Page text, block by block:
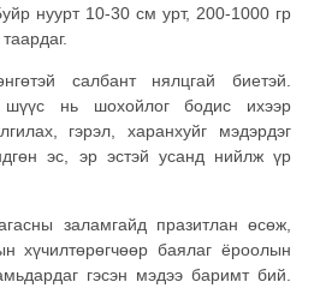
нуурт 10-30 см урт, 200-1000 гр
салбант нялцгай биетэй.
шүүс нь шохойлог бодис ихээр
гэрэл, харанхуйг мэдэрдэг
эс, эр эстэй усанд нийлж үр
заламгайд празитлан өсөж,
хүчилтөрөгчөөр баялаг ёроолын
гэсэн мэдээ баримт бий.